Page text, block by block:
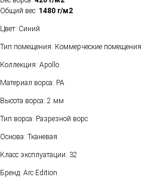
Общий вес: 1480 г/м2
Цвет: Синий
Тип помещения: Коммерческие помещения
Коллекция: Apollo
Материал ворса: PA
Высота ворса: 2 мм
Тип ворса: Разрезной ворс
Основа: Тканевая
Класс эксплуатации: 32
Бренд: Arc Edition